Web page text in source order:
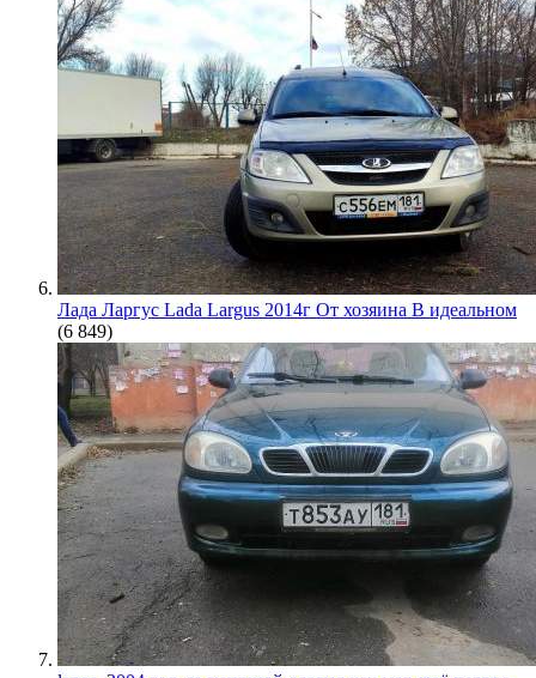
Лада Ларгус Lada Largus 2014г От хозяина В идеальном
(6 849)